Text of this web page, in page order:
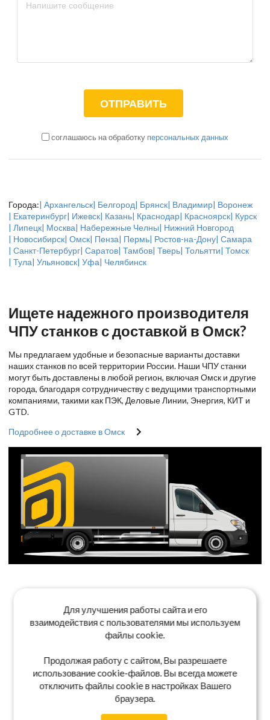
соглашаюсь на обработку персональных данных
Города:| Архангельск| Белгород| Брянск| Владимир| Воронеж
| Екатеринбург| Ижевск| Казань| Краснодар| Красноярск| Курск
| Липецк| Москва| Набережные Челны| Нижний Новгород
| Новосибирск| Омск| Пенза| Пермь| Ростов-на-Дону| Самара
| Санкт-Петербург| Саратов| Тамбов| Тверь| Тольятти| Томск
| Тула| Ульяновск| Уфа| Челябинск
Ищете надежного производителя
ЧПУ станков с доставкой в Омск?
Мы предлагаем удобные и безопасные варианты доставки
наших станков по всей территории России. Наши ЧПУ станки
могут быть доставлены в любой регион, включая Омск и другие
города, благодаря сотрудничеству с ведущими транспортными
компаниями, такими как ПЭК, Деловые Линии, Энергия, КИТ и
GTD.
Подробнее о доставке в Омск
Для улучшения работы сайта и его
взаимодействия с пользователями мы используем
файлы cookie.
Продолжая работу с сайтом, Вы разрешаете
использование cookie-файлов. Вы всегда можете
отключить файлы cookie в настройках Вашего
браузера.